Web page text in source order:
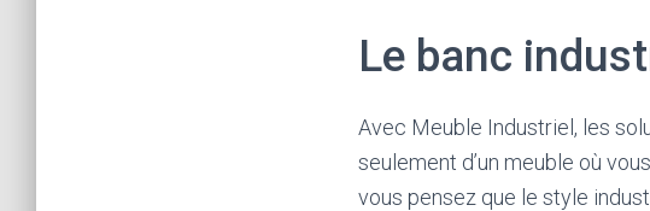
Le banc
Avec Meuble Industriel, les
seulement d’un meuble où
vous pensez que le style